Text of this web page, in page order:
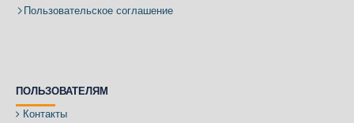
Пользовательское соглашение
ПОЛЬЗОВАТЕЛЯМ
Контакты